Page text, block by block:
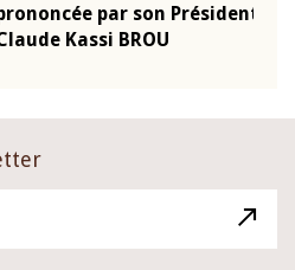
Monsieur Jean-